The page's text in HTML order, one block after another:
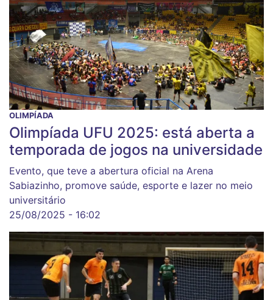
OLIMPÍADA
Olimpíada UFU 2025: está aberta a
temporada de jogos na universidade
Evento, que teve a abertura oficial na Arena
Sabiazinho, promove saúde, esporte e lazer no meio
universitário
25/08/2025 - 16:02